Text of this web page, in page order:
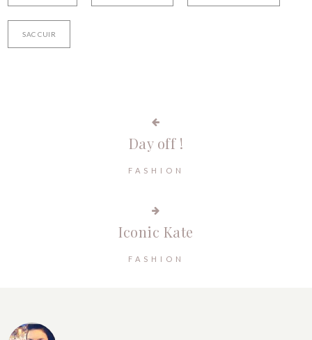
SAC CUIR
Day off !
FASHION
Iconic Kate
FASHION